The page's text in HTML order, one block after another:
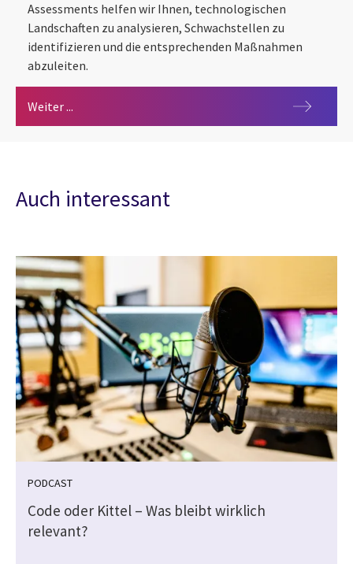
Assessments helfen wir Ihnen, technologischen
Landschaften zu analysieren, Schwachstellen zu
identifizieren und die entsprechenden Maßnahmen
abzuleiten.
Weiter ...
Auch interessant
PODCAST
Code oder Kittel – Was bleibt wirklich
relevant?